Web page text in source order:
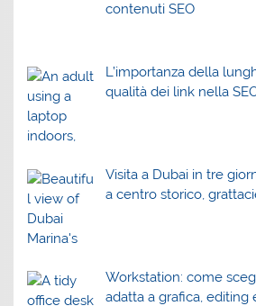
contenuti SEO
L’importanza della
qualità dei link nella
Visita a Dubai in tre
a centro storico,
Workstation: come
adatta a grafica, editing